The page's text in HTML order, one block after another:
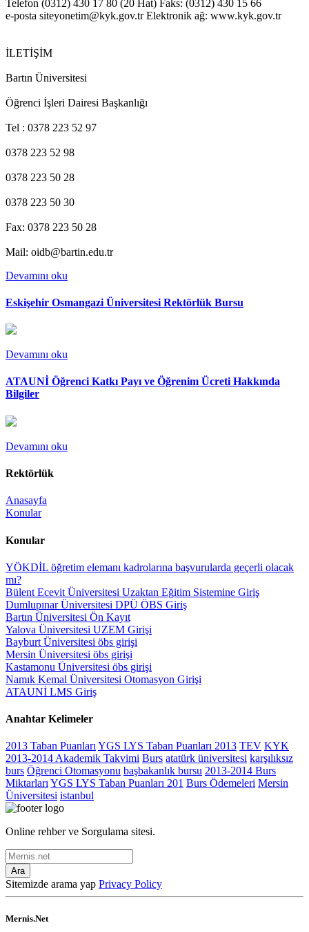
Telefon (0312) 430 17 80 (20 Hat) Faks: (0312) 430 15 66
e-posta siteyonetim@kyk.gov.tr Elektronik ağ: www.kyk.gov.tr
İLETİŞİM
Bartın Üniversitesi
Öğrenci İşleri Dairesi Başkanlığı
Tel : 0378 223 52 97
0378 223 52 98
0378 223 50 28
0378 223 50 30
Fax: 0378 223 50 28
Mail: oidb@bartin.edu.tr
Devamını oku
Eskişehir Osmangazi Üniversitesi Rektörlük Bursu
Devamını oku
ATAUNİ Öğrenci Katkı Payı ve Öğrenim Ücreti Hakkında
Bilgiler
Devamını oku
Rektörlük
Anasayfa
Konular
Konular
YÖKDİL öğretim elemanı kadrolarına başvurularda geçerli olacak
mı?
Bülent Ecevit Üniversitesi Uzaktan Eğitim Sistemine Giriş
Dumlupınar Üniversitesi DPÜ ÖBS Giriş
Bartın Üniversitesi Ön Kayıt
Yalova Üniversitesi UZEM Girişi
Bayburt Üniversitesi öbs girişi
Mersin Üniversitesi öbs girişi
Kastamonu Üniversitesi öbs girişi
Namık Kemal Üniversitesi Otomasyon Girişi
ATAUNİ LMS Giriş
Anahtar Kelimeler
2013 Taban Puanları YGS LYS Taban Puanları 2013 TEV KYK
2013-2014 Akademik Takvimi Burs atatürk üniversitesi karşılıksız
burs Öğrenci Otomasyonu başbakanlık bursu 2013-2014 Burs
Miktarları YGS LYS Taban Puanları 201 Burs Ödemeleri Mersin
Üniversitesi istanbul
Online rehber ve Sorgulama sitesi.
Ara
Sitemizde arama yap Privacy Policy
Mernis.Net